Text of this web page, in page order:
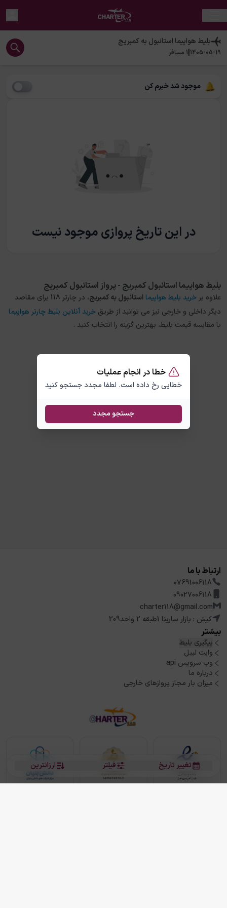
خطا در انجام عملیات
خطایی رخ داده است. لطفا مجدد جستجو کنید
جستجو مجدد
بلیط هواپیمااستانبول به کمبریج
1405-05-19
|
1 مسافر
موجود شد خبرم کن
در این تاریخ پروازی موجود نیست
ارزانترین فیلتر تغییر تاریخ
بلیط هواپیما استانبول کمبریج - پرواز استانبول کمبریج
علاوه بر خرید بلیط هواپیما استانبولبهکمبریج
، در چارتر 118 برای مقاصد
دیگر داخلی و خارجی نیز می توانید از طریق خرید آنلاین بلیط چارتر هواپیما
با مقایسه قیمت بلیط، بهترین گزینه را انتخاب کنید .
ارتباط با ما
07691006118
09027006118
charter118@gmail.com
کیش : بازار سارینا 1طبقه 2 واحد209
بیشتر
پیگیری بلیط
وایت لیبل
وب سرویس api
درباره ما
میزان بار مجاز پروازهای خارجی